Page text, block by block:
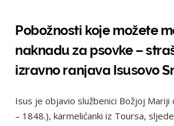
Pobožnosti koje možete
naknadu za psovke –
izravno ranjava Isusovo
Isus je objavio službenici Božjoj
– 1848.), karmelićanki iz Toursa,